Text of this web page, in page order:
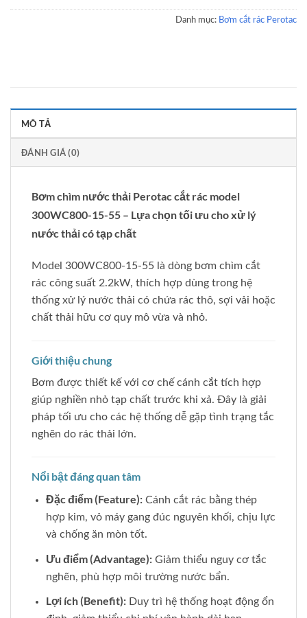
Danh mục: Bơm cắt rác Perotac
MÔ TẢ
ĐÁNH GIÁ (0)
Bơm chìm nước thải Perotac cắt rác model
300WC800-15-55 – Lựa chọn tối ưu cho xử lý
nước thải có tạp chất
Model 300WC800-15-55 là dòng bơm chìm cắt
rác công suất 2.2kW, thích hợp dùng trong hệ
thống xử lý nước thải có chứa rác thô, sợi vải hoặc
chất thải hữu cơ quy mô vừa và nhỏ.
Giới thiệu chung
Bơm được thiết kế với cơ chế cánh cắt tích hợp
giúp nghiền nhỏ tạp chất trước khi xả. Đây là giải
pháp tối ưu cho các hệ thống dễ gặp tình trạng tắc
nghẽn do rác thải lớn.
Nổi bật đáng quan tâm
Đặc điểm (Feature):Cánh cắt rác bằng thép
hợp kim, vỏ máy gang đúc nguyên khối, chịu lực
và chống ăn mòn tốt.
Ưu điểm (Advantage):Giảm thiểu nguy cơ tắc
nghẽn, phù hợp môi trường nước bẩn.
Lợi ích (Benefit):Duy trì hệ thống hoạt động ổn